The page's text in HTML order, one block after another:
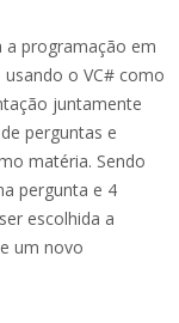
a programação em
o VC# como
juntamente
perguntas e
matéria. Sendo
pergunta e 4
escolhida a
um novo